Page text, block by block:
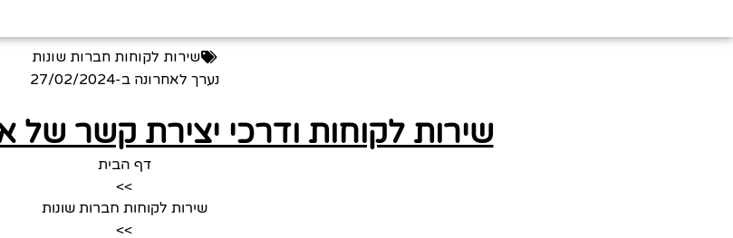
שירות לקוחות חברות שונות
נערך לאחרונה ב-27/02/2024
שירות לקוחות ודרכי יצירת קשר של
דף הבית
>>
שירות לקוחות חברות שונות
>>